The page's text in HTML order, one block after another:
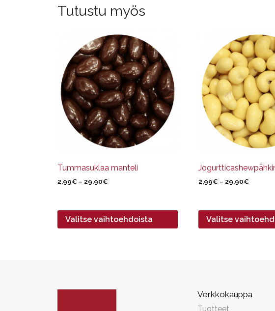
Tutustu myös
Tummasuklaa manteli
2,99€ – 29,90€Hintaluokka:
29,90€
Valitse vaihtoehdoista
tuotteella
useampi
muunnelma.
Voit
tehdä
valinnat
tuotteen
2,99€ – 29,90€
29,90€
Valitse
tuotteella
useampi
muunnelma.
Voit
tehdä
valinnat
tuotteen
Verkkokauppa
Tuotteet